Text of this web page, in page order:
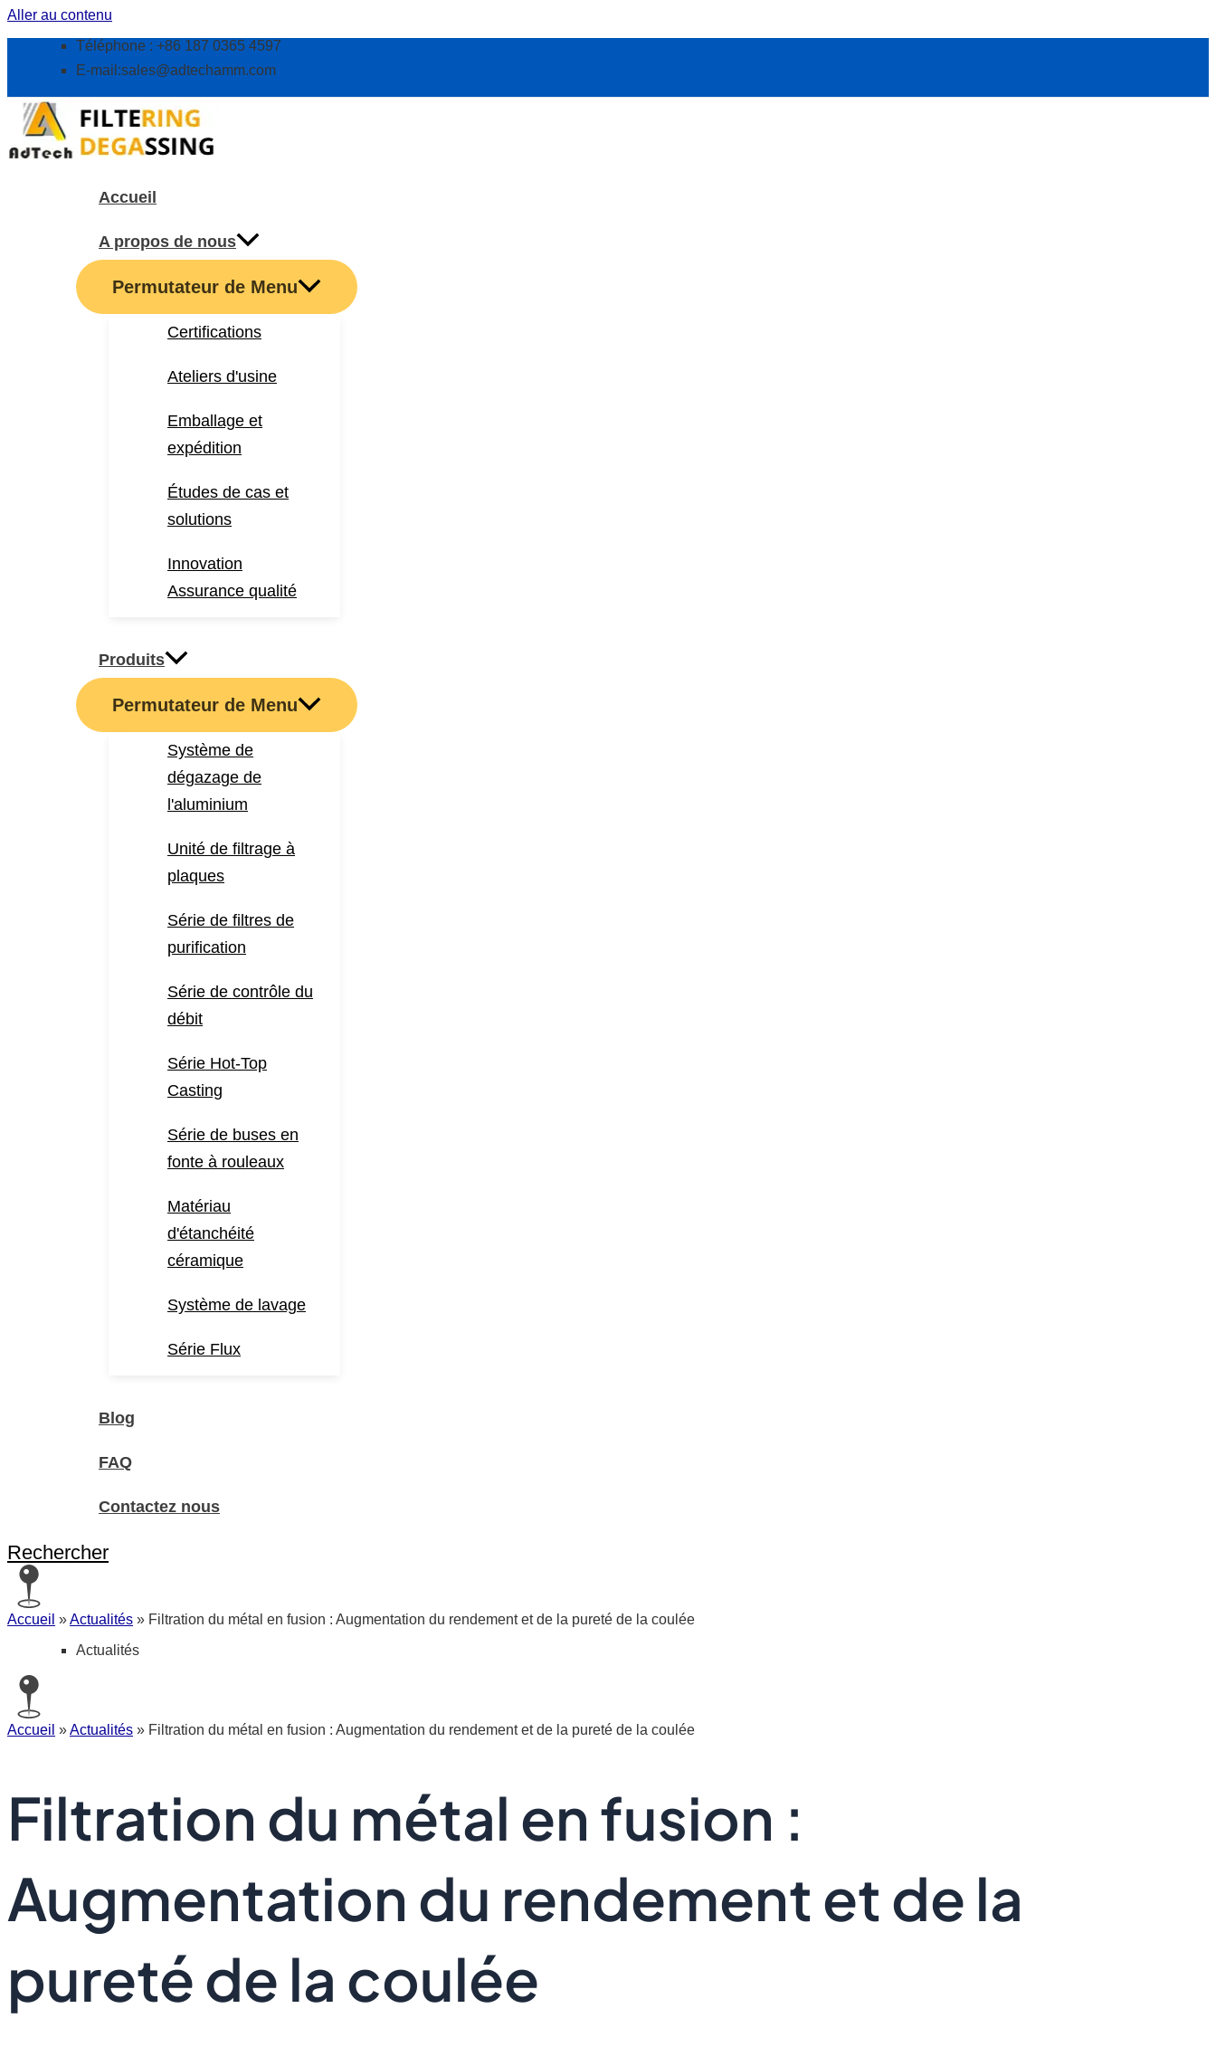
Aller au contenu
Téléphone : +86 187 0365 4597
E-mail:sales@adtechamm.com
Accueil
A propos de nous
Permutateur de Menu
Certifications
Ateliers d'usine
Emballage et
expédition
Études de cas et
solutions
Innovation
Assurance qualité
Produits
Permutateur de Menu
Système de
dégazage de
l'aluminium
Unité de filtrage à
plaques
Série de filtres de
purification
Série de contrôle du
débit
Série Hot-Top
Casting
Série de buses en
fonte à rouleaux
Matériau
d'étanchéité
céramique
Système de lavage
Série Flux
Blog
FAQ
Contactez nous
Rechercher
Accueil »Actualités » Filtration du métal en fusion : Augmentation du rendement et de la pureté de la coulée
Actualités
Accueil »Actualités » Filtration du métal en fusion : Augmentation du rendement et de la pureté de la coulée
Filtration du métal en fusion :
Augmentation du rendement et de la
pureté de la coulée